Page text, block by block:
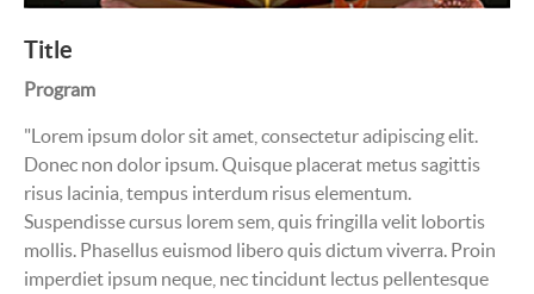
Title
Program
"Lorem ipsum dolor sit amet, consectetur adipiscing elit.
Donec non dolor ipsum. Quisque placerat metus sagittis
risus lacinia, tempus interdum risus elementum.
Suspendisse cursus lorem sem, quis fringilla velit lobortis
mollis. Phasellus euismod libero quis dictum viverra. Proin
imperdiet ipsum neque, nec tincidunt lectus pellentesque